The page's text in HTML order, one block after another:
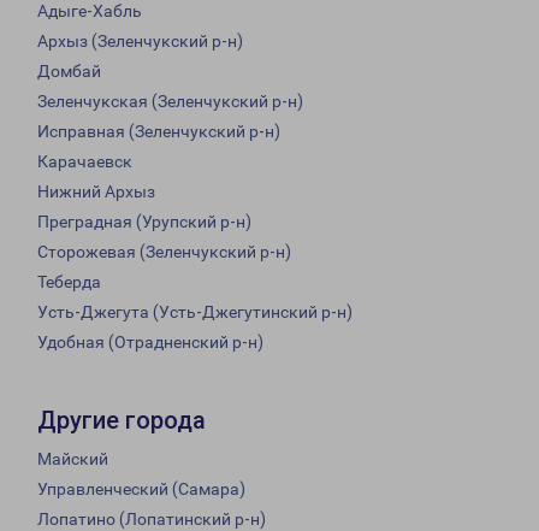
Адыге-Хабль
Архыз (Зеленчукский р-н)
Домбай
Зеленчукская (Зеленчукский р-н)
Исправная (Зеленчукский р-н)
Карачаевск
Нижний Архыз
Преградная (Урупский р-н)
Сторожевая (Зеленчукский р-н)
Теберда
Усть-Джегута (Усть-Джегутинский р-н)
Удобная (Отрадненский р-н)
Другие города
Майский
Управленческий (Самара)
Лопатино (Лопатинский р-н)